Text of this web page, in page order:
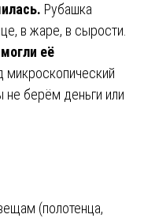
Рубашка
в жаре, в сырости.
её
микроскопический
не берём деньги или
(полотенца,